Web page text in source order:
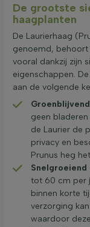
De grootste
haagplanten
De Laurierhaag
genoemd,
vooral dankzij zijn
eigenschappen.
aan de volgende
geen
de Laurier de
privacy en
Prunus heg
Snelgroeiend
tot 60 cm per
binnen korte
verzorging
waardoor